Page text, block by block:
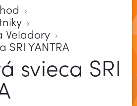
Veladory
SRI YANTRA
svieca SRI